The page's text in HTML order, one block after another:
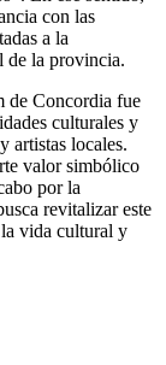
con las
a la
de la provincia.
de Concordia fue
culturales y
artistas locales.
valor simbólico
por la
revitalizar este
vida cultural y